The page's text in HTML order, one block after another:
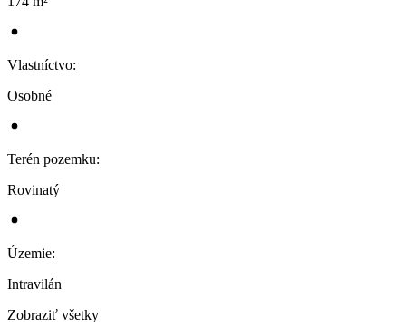
Vlastníctvo:
Osobné
Terén pozemku:
Rovinatý
Územie:
Intravilán
Zobraziť všetky